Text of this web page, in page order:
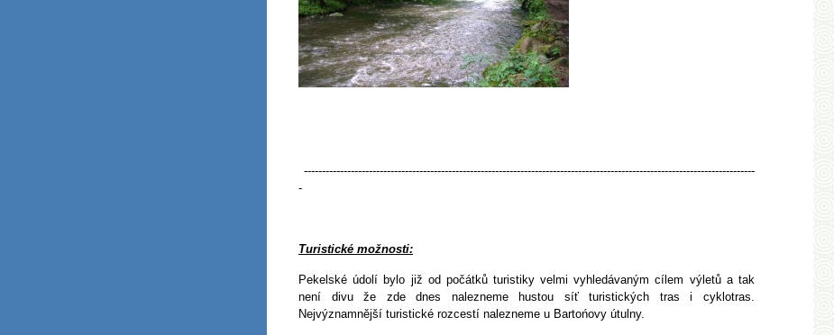
-----------------------------------------------------------------------------------------------------------------------------
-
Turistické možnosti:
Pekelské údolí bylo již od počátků turistiky velmi vyhledávaným cílem výletů a tak
není divu že zde dnes nalezneme hustou síť turistických tras i cyklotras.
Nejvýznamnější turistické rozcestí nalezneme u Bartońovy útulny.